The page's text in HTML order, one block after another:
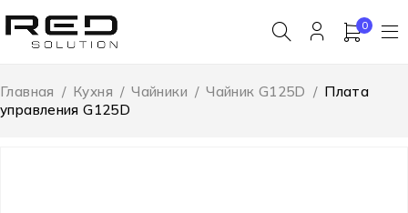
0
Главная / Кухня / Чайники / Чайник G125D / Плата
управления G125D